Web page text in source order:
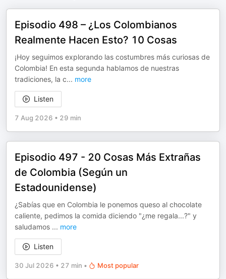
Episodio 498 – ¿Los Colombianos
Realmente Hacen Esto? 10 Cosas
¡Hoy seguimos explorando las costumbres más curiosas de
Colombia! En esta segunda hablamos de nuestras
tradiciones, la c... more
Listen
7 Aug 2026 • 29 min
Episodio 497 - 20 Cosas Más Extrañas
de Colombia (Según un
Estadounidense)
¿Sabías que en Colombia le ponemos queso al chocolate
caliente, pedimos la comida diciendo "¿me regala...?" y
saludamos ... more
Listen
30 Jul 2026 • 27 min • Most popular